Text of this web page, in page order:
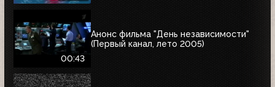
00:43
Анонс фильма "День независимости"
(Первый канал, лето 2005)